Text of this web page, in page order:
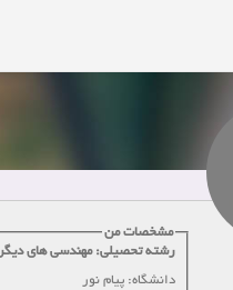
زمان:11-11-2024
زمان:10-21-2024
زمان:10-13-2024
مشخصات من
رشته تحصیلی: مهندسی های دیگر
دانشگاه: پیام نور